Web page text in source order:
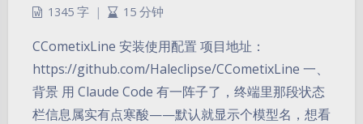
1345 字 | 15 分钟
CCometixLine 安装使用配置 项目地址：
https://github.com/Haleclipse/CCometixLine 一、
背景 用 Claude Code 有一阵子了，终端里那段状态
栏信息属实有点寒酸——默认就显示个模型名，想看